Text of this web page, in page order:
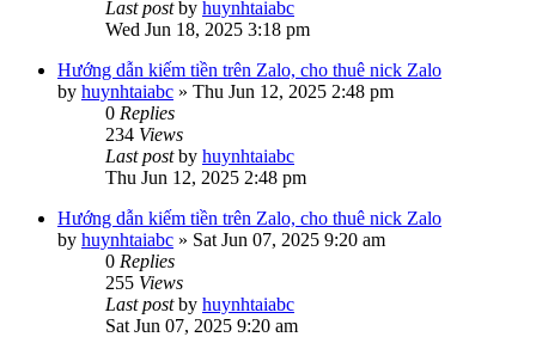
Last postby huynhtaiabc
Wed Jun 18, 2025 3:18 pm
Hướng dẫn kiếm tiền trên Zalo, cho thuê nick Zalo
by huynhtaiabc » Thu Jun 12, 2025 2:48 pm
0 Replies
234 Views
Last postby huynhtaiabc
Thu Jun 12, 2025 2:48 pm
Hướng dẫn kiếm tiền trên Zalo, cho thuê nick Zalo
by huynhtaiabc » Sat Jun 07, 2025 9:20 am
0 Replies
255 Views
Last postby huynhtaiabc
Sat Jun 07, 2025 9:20 am